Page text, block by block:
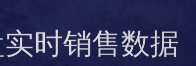
时销售数据